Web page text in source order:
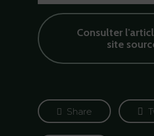
Consulter
site
Share